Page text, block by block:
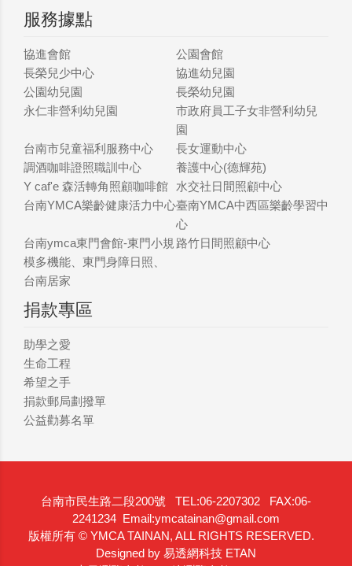
服務據點
協進會館
公園會館
長榮兒少中心
協進幼兒園
公園幼兒園
長榮幼兒園
永仁非營利幼兒園
市政府員工子女非營利幼兒
園
台南市兒童福利服務中心
長女運動中心
調酒咖啡證照職訓中心
養護中心(德輝苑)
Y caf'e 森活轉角照顧咖啡館 水交社日間照顧中心
台南YMCA樂齡健康活力中心臺南YMCA中西區樂齡學習中
心
台南ymca東門會館-東門小規
模多機能、東門身障日照、
台南居家
路竹日間照顧中心
捐款專區
助學之愛
生命工程
希望之手
捐款郵局劃撥單
公益勸募名單
台南市民生路二段200號 TEL:06-2207302 FAX:06-
2241234 Email:ymcatainan@gmail.com
版權所有 © YMCA TAINAN, ALL RIGHTS RESERVED.
Designed by 易透網科技 ETAN